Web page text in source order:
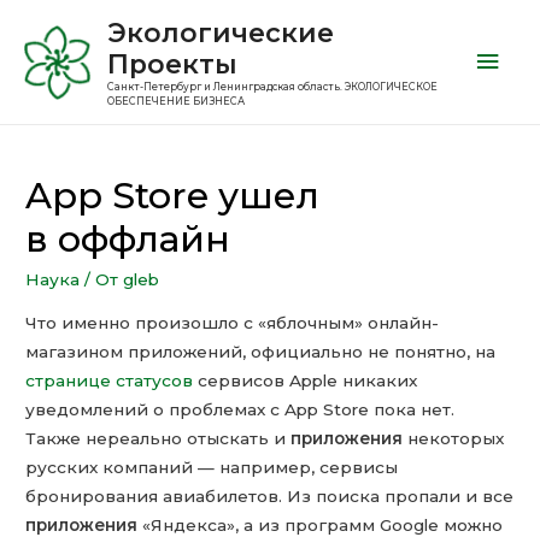
Экологические
Проекты
Санкт-Петербург и Ленинградская область. ЭКОЛОГИЧЕСКОЕ
ОБЕСПЕЧЕНИЕ БИЗНЕСА
App Store ушел
в оффлайн
Наука / От gleb
Что именно произошло с «яблочным» онлайн-
магазином приложений, официально не понятно, на
странице статусов сервисов Apple никаких
уведомлений о проблемах с App Store пока нет.
Также нереально отыскать и приложения некоторых
русских компаний — например, сервисы
бронирования авиабилетов. Из поиска пропали и все
приложения «Яндекса», а из программ Google можно